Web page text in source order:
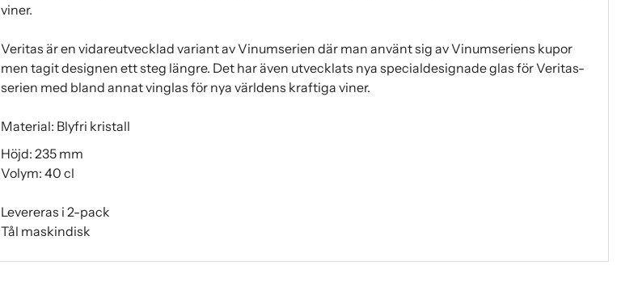
viner.
Veritas är en vidareutvecklad variant av Vinumserien där man använt sig av Vinumseriens kupor
men tagit designen ett steg längre. Det har även utvecklats nya specialdesignade glas för Veritas-
serien med bland annat vinglas för nya världens kraftiga viner.
Material: Blyfri kristall
Höjd: 235 mm
Volym: 40 cl
Levereras i 2-pack
Tål maskindisk